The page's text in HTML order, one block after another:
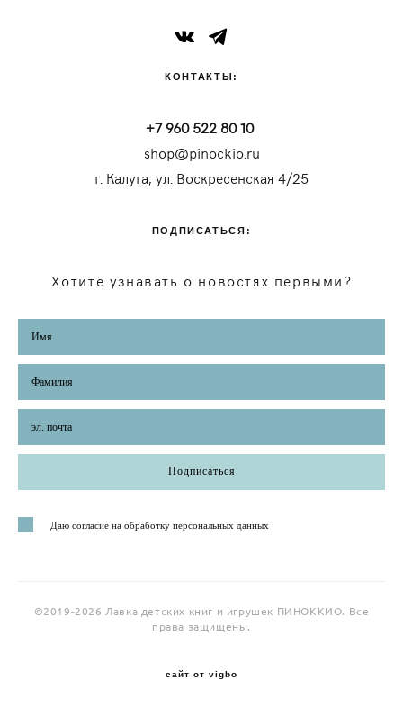
КОНТАКТЫ:
+7 960 522 80 10
shop@pinockio.ru
г. Калуга, ул. Воскресенская 4/25
ПОДПИСАТЬСЯ:
Хотите узнавать о новостях первыми?
Подписаться
Даю согласие на обработку персональных данных
©2019-2026 Лавка детских книг и игрушек ПИНОККИО. Все
права защищены.
сайт от vigbo